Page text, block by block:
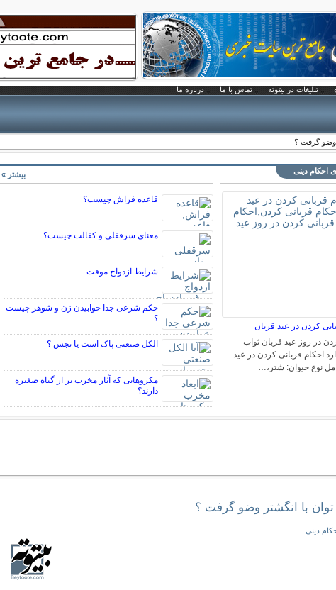
تبلیغات در بیتوته تماس با ما درباره ما
وضو گرفت ؟
احکام دینی
کردن در عید قربان
در روز عید قربان ثواب
احکام قربانی کردن در عید
نوع حیوان: شتر،…
قاعده فراش چیست؟
معنای سرقفلی و کفالت چیست؟
شرایط ازدواج موقت
حکم شرعی جدا خوابیدن زن و شوهر چیست
؟
الکل صنعتی پاک است یا نجس ؟
مکروهاتی که آثار مخرب تر از گناه صغیره
دارند؟
بیشتر »
توان با انگشتر وضو گرفت ؟
دینی